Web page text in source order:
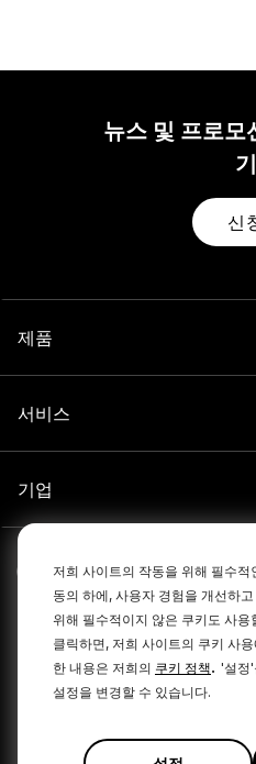
저희 사이트의 작동을 위해 필수
동의 하에, 사용자 경험을 개선하
위해 필수적이지 않은 쿠키도 사용
클릭하면, 저희 사이트의 쿠키 사
한 내용은 저희의 쿠키 정책. '설정'
설정을 변경할 수 있습니다.
뉴스 및 프로모
기
신
제품
서비스
기업
이